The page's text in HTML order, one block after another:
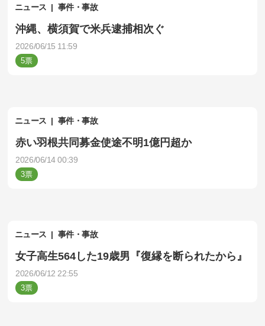
ニュース 事件・事故
沖縄、横須賀で米兵逮捕相次ぐ
2026/06/15 11:59
5
ニュース 事件・事故
赤い羽根共同募金使途不明1億円超か
2026/06/14 00:39
3
ニュース 事件・事故
女子高生564した19歳男『復縁を断られたから』
2026/06/12 22:55
3